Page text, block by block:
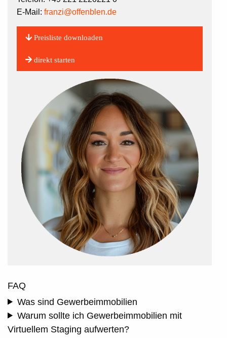
E-Mail: franzi@offenblen.de
Preisliste downloaden
direkt starten
FAQ
Was sind Gewerbeimmobilien
Warum sollte ich Gewerbeimmobilien mit
Virtuellem Staging aufwerten?